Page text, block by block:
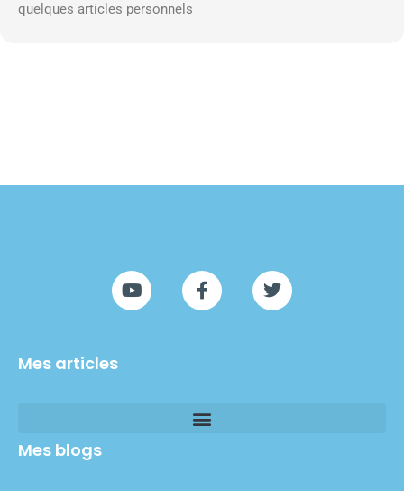
quelques articles personnels
Mes articles
Mes blogs